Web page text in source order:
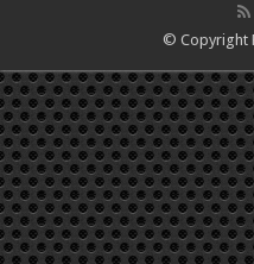
© Copyright